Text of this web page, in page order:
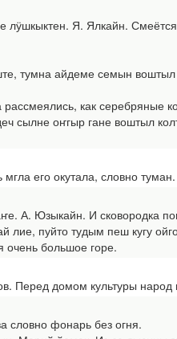
Я. Ялкайн.
айдеме семын воштыл
как серебряные
оҥгыр гане воштыл
его окутала, словно туман.
Юзыкайн. И сковородка
пуйто тудым пеш кугу
очень большое горе.
Перед домом культуры народ
словно фонарь без огня.